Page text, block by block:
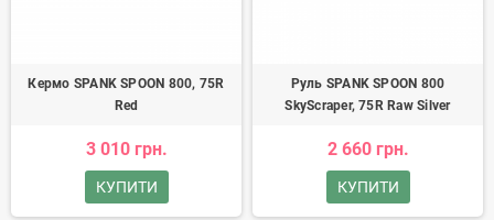
Кермо SPANK SPOON 800, 75R
Red
3 010 грн.
КУПИТИ
Руль SPANK SPOON 800
SkyScraper, 75R Raw Silver
2 660 грн.
КУПИТИ